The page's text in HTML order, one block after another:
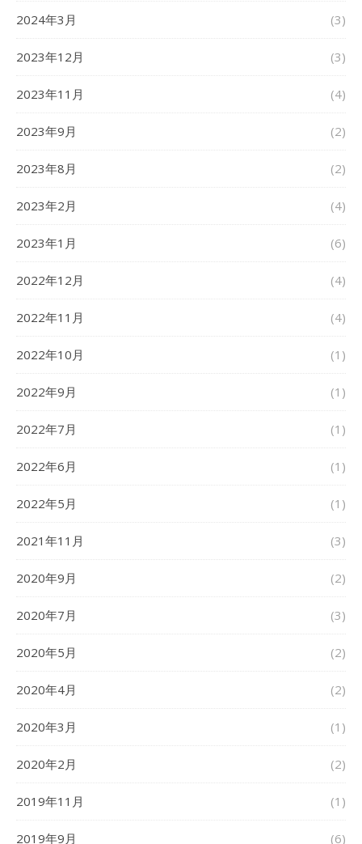
2024年3月 (3)
2023年12月 (3)
2023年11月 (4)
2023年9月 (2)
2023年8月 (2)
2023年2月 (4)
2023年1月 (6)
2022年12月 (4)
2022年11月 (4)
2022年10月 (1)
2022年9月 (1)
2022年7月 (1)
2022年6月 (1)
2022年5月 (1)
2021年11月 (3)
2020年9月 (2)
2020年7月 (3)
2020年5月 (2)
2020年4月 (2)
2020年3月 (1)
2020年2月 (2)
2019年11月 (1)
2019年9月 (6)